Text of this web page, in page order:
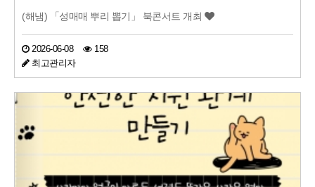
(해냄) 「성매매 뿌리 뽑기」 북콘서트 개최
2026-06-08
158
최고관리자